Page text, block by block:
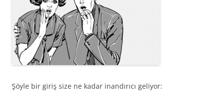
Şöyle bir giriş size ne kadar inandırıcı geliyor: